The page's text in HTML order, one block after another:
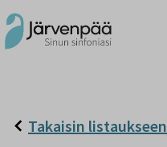
Takaisin listaukseen